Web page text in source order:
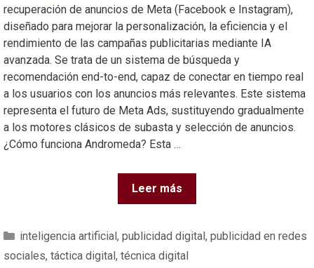
recuperación de anuncios de Meta (Facebook e Instagram),
diseñado para mejorar la personalización, la eficiencia y el
rendimiento de las campañas publicitarias mediante IA
avanzada. Se trata de un sistema de búsqueda y
recomendación end-to-end, capaz de conectar en tiempo real
a los usuarios con los anuncios más relevantes. Este sistema
representa el futuro de Meta Ads, sustituyendo gradualmente
a los motores clásicos de subasta y selección de anuncios.
¿Cómo funciona Andromeda? Esta …
Leer más
inteligencia artificial, publicidad digital, publicidad en redes
sociales, táctica digital, técnica digital